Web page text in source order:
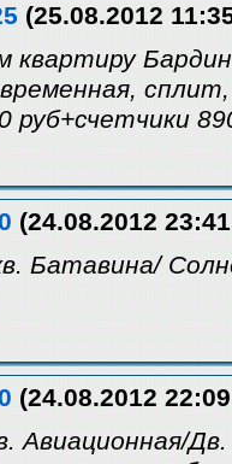
(25.08.2012
квартиру
руб+счетчики
(24.08.2012
Батавина/
(24.08.2012
Авиационная/